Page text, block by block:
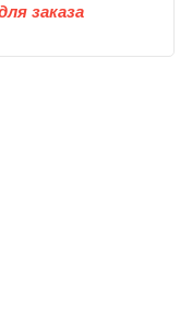
заказа